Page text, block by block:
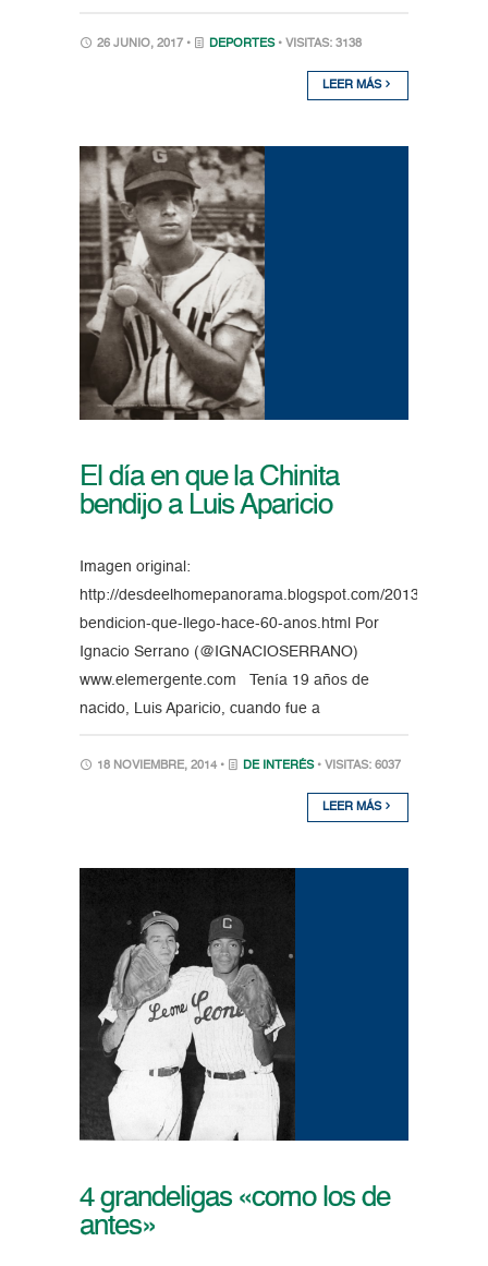
26 JUNIO, 2017 • DEPORTES • VISITAS: 3138
LEER MÁS
El día en que la Chinita
bendijo a Luis Aparicio
Imagen original:
http://desdeelhomepanorama.blogspot.com/2013/11/la-
bendicion-que-llego-hace-60-anos.html Por
Ignacio Serrano (@IGNACIOSERRANO)
www.elemergente.com Tenía 19 años de
nacido, Luis Aparicio, cuando fue a
18 NOVIEMBRE, 2014 • DE INTERÉS • VISITAS: 6037
LEER MÁS
4 grandeligas «como los de
antes»